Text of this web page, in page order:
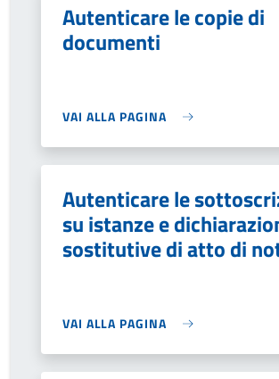
Autenticare le copie di
documenti
VAI ALLA PAGINA
Autenticare le
su istanze e
sostitutive di atto di
VAI ALLA PAGINA